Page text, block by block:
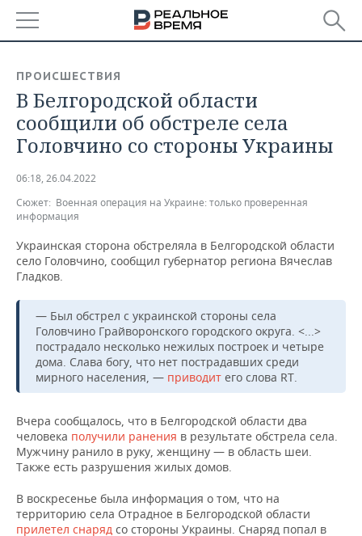
БАШКОРТОСТАН
ТАТАРСТАН
НОВОСТИ
АНАЛИТИКА
ДЕКЛАРАЦИИ О ДОХОДАХ
КОРОЛИ ГОСЗАКАЗА ПФО
ВУЗЫ ТАТАРСТАНА
КОМУ ПРИНАДЛЕЖАТ
ТОРГОВЫЕ ЦЕНТРЫ
ТАТАРСТАНА
НОВОСТИ ЭКОНОМИКИ
ФИНАНСЫ
БАНКИ
БЮДЖЕТ
ИНВЕСТИЦИИ
ПРОМЫШЛЕННОСТЬ
НОВОСТИ
ПРОМЫШЛЕННОСТИ
МАШИНОСТРОЕНИЕ
НЕФТЕХИМИЯ
ОПК
ЭНЕРГЕТИКА
НЕДВИЖИМОСТЬ
НОВОСТИ НЕДВИЖИМОСТИ
АВТО
НОВОСТИ АВТО
БИЗНЕС
НОВОСТИ БИЗНЕСА
РОЗНИЧНАЯ ТОРГОВЛЯ
ТРАНСПОРТ
УСЛУГИ
ТЕХНОЛОГИИ
НОВОСТИ ТЕХНОЛОГИЙ
IT
МЕДИА
ТЕЛЕКОММУНИКАЦИИ
МЕРОПРИЯТИЯ
НОВОСТИ МЕРОПРИЯТИЙ
ВЫЕЗДНАЯ РЕДАКЦИЯ
БИЗНЕС-БРАНЧИ
СПОРТ
НОВОСТИ СПОРТА
ФУТБОЛ
ОБЩЕСТВО
НОВОСТИ ОБЩЕСТВА
ФОТОГАЛЕРЕЯ
ПРОИСШЕСТВИЯ
В Белгородской области
сообщили об обстреле села
Головчино со стороны Украины
06:18, 26.04.2022
Сюжет: Военная операция на Украине: только проверенная
информация
Украинская сторона обстреляла в Белгородской области
село Головчино, сообщил губернатор региона Вячеслав
Гладков.
— Был обстрел с украинской стороны села
Головчино Грайворонского городского округа. <...>
пострадало несколько нежилых построек и четыре
дома. Слава богу, что нет пострадавших среди
мирного населения, — приводит его слова RT.
Вчера сообщалось, что в Белгородской области два
человека получили ранения в результате обстрела села.
Мужчину ранило в руку, женщину — в область шеи.
Также есть разрушения жилых домов.
В воскресенье была информация о том, что на
территорию села Отрадное в Белгородской области
прилетел снаряд со стороны Украины. Снаряд попал в